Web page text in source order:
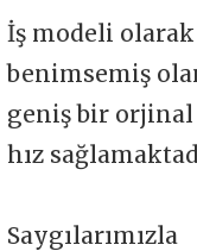
İş modeli
benimsemiş
geniş bir orjinal
hız
Saygılarımızla